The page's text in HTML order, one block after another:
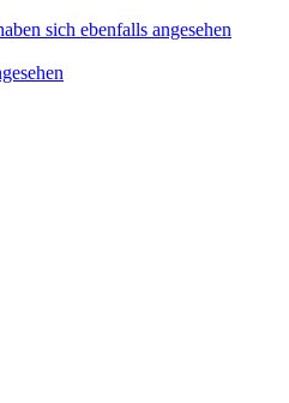
sich ebenfalls angesehen